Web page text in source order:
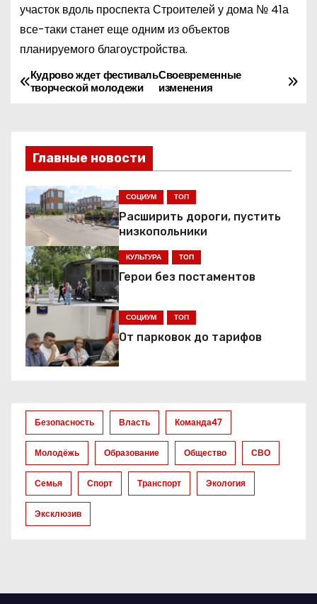
участок вдоль проспекта Строителей у дома № 41а
все-таки станет еще одним из объектов
планируемого благоустройства.
Н
в
и
г
а
ц
и
я
п
з
а
п
и
с
м
Своевременные
изменения
Кудрово ждет фестиваль
творческой молодежи
Главные новости
СОЦИУМ ТОП
Расширить дороги, пустить
низкопольники
КУЛЬТУРА ТОП
Герои без постаментов
СОЦИУМ ТОП
От парковок до тарифов
Безопасность Власть Команда47
Молодёжь Образование Общество СВО
Семья Спорт Транспорт Экология
Эксклюзив